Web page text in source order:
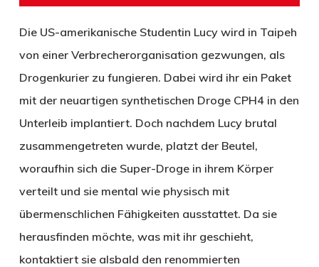
Die US-amerikanische Studentin Lucy wird in Taipeh
von einer Verbrecherorganisation gezwungen, als
Drogenkurier zu fungieren. Dabei wird ihr ein Paket
mit der neuartigen synthetischen Droge CPH4 in den
Unterleib implantiert. Doch nachdem Lucy brutal
zusammengetreten wurde, platzt der Beutel,
woraufhin sich die Super-Droge in ihrem Körper
verteilt und sie mental wie physisch mit
übermenschlichen Fähigkeiten ausstattet. Da sie
herausfinden möchte, was mit ihr geschieht,
kontaktiert sie alsbald den renommierten